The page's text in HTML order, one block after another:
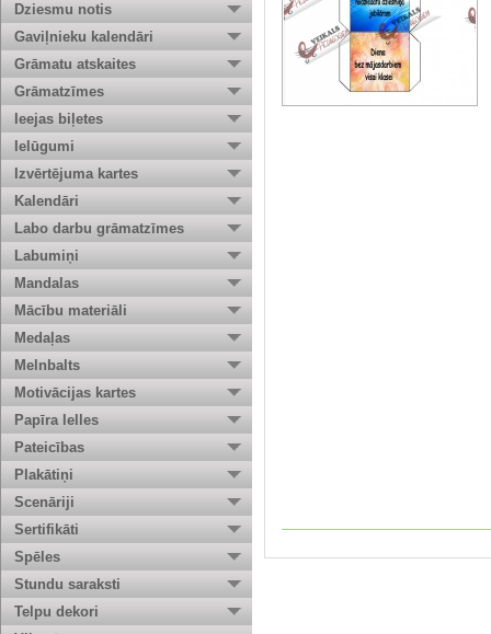
Dziesmu notis
Gaviļnieku kalendāri
Grāmatu atskaites
Grāmatzīmes
Ieejas biļetes
Ielūgumi
Izvērtējuma kartes
Kalendāri
Labo darbu grāmatzīmes
Labumiņi
Mandalas
Mācību materiāli
Medaļas
Melnbalts
Motivācijas kartes
Papīra lelles
Pateicības
Plakātiņi
Scenāriji
Sertifikāti
Spēles
Stundu saraksti
Telpu dekori